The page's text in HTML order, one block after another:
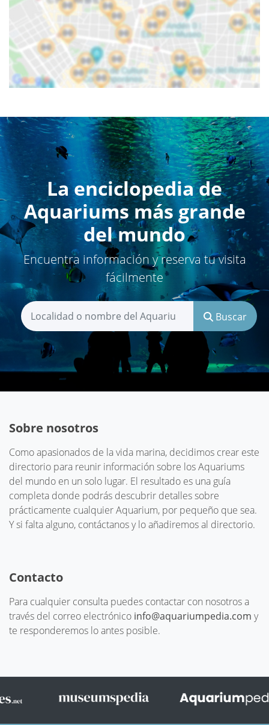
La enciclopedia de
Aquariums más grande
del mundo
Encuentra información y reserva tu visita
fácilmente
Buscar
Sobre nosotros
Como apasionados de la vida marina, decidimos crear este
directorio para reunir información sobre los Aquariums
del mundo en un solo lugar. El resultado es una guía
completa donde podrás descubrir detalles sobre
prácticamente cualquier Aquarium, por pequeño que sea.
Y si falta alguno, contáctanos y lo añadiremos al directorio.
Contacto
Para cualquier consulta puedes contactar con nosotros a
través del correo electrónico info@aquariumpedia.com y
te responderemos lo antes posible.